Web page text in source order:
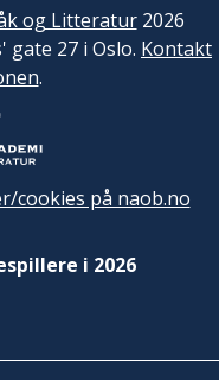
og Litteratur2026
gate 27 i Oslo. Kontakt
.
cookies på naob.no
i 2026